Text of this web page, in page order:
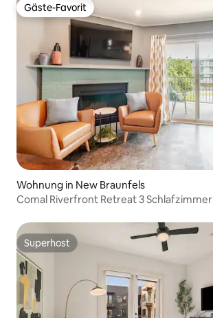
Gäste-Favorit
Gäste-Favorit
Wohnung in New Braunfels
Comal Riverfront Retreat 3 Schlafzimmer
Superhost
Superhost